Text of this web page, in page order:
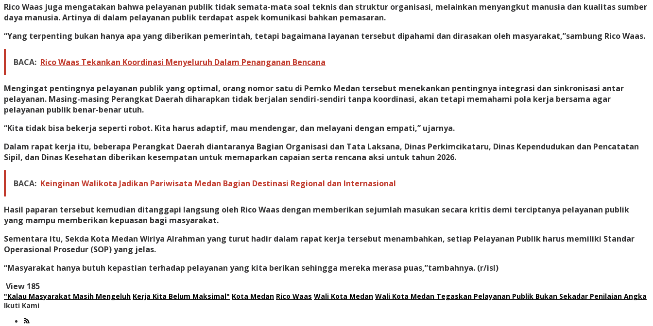
Rico Waas juga mengatakan bahwa pelayanan publik tidak semata-mata soal teknis dan struktur organisasi, melainkan menyangkut manusia dan kualitas sumber
daya manusia. Artinya di dalam pelayanan publik terdapat aspek komunikasi bahkan pemasaran.
“Yang terpenting bukan hanya apa yang diberikan pemerintah, tetapi bagaimana layanan tersebut dipahami dan dirasakan oleh masyarakat,”sambung Rico Waas.
BACA: Rico Waas Tekankan Koordinasi Menyeluruh Dalam Penanganan Bencana
Mengingat pentingnya pelayanan publik yang optimal, orang nomor satu di Pemko Medan tersebut menekankan pentingnya integrasi dan sinkronisasi antar
pelayanan. Masing-masing Perangkat Daerah diharapkan tidak berjalan sendiri-sendiri tanpa koordinasi, akan tetapi memahami pola kerja bersama agar
pelayanan publik benar-benar utuh.
“Kita tidak bisa bekerja seperti robot. Kita harus adaptif, mau mendengar, dan melayani dengan empati,” ujarnya.
Dalam rapat kerja itu, beberapa Perangkat Daerah diantaranya Bagian Organisasi dan Tata Laksana, Dinas Perkimcikataru, Dinas Kependudukan dan Pencatatan
Sipil, dan Dinas Kesehatan diberikan kesempatan untuk memaparkan capaian serta rencana aksi untuk tahun 2026.
BACA: Keinginan Walikota Jadikan Pariwisata Medan Bagian Destinasi Regional dan Internasional
Hasil paparan tersebut kemudian ditanggapi langsung oleh Rico Waas dengan memberikan sejumlah masukan secara kritis demi terciptanya pelayanan publik
yang mampu memberikan kepuasan bagi masyarakat.
Sementara itu, Sekda Kota Medan Wiriya Alrahman yang turut hadir dalam rapat kerja tersebut menambahkan, setiap Pelayanan Publik harus memiliki Standar
Operasional Prosedur (SOP) yang jelas.
“Masyarakat hanya butuh kepastian terhadap pelayanan yang kita berikan sehingga mereka merasa puas,”tambahnya. (r/isl)
View 185
"Kalau Masyarakat Masih Mengeluh Kerja Kita Belum Maksimal" Kota Medan Rico Waas Wali Kota Medan Wali Kota Medan Tegaskan Pelayanan Publik Bukan Sekadar Penilaian Angka
Ikuti Kami